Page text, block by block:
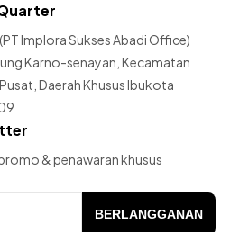
Implora Sukses Abadi Office)
Karno-senayan, Kecamatan
Daerah Khusus Ibukota
& penawaran khusus
BERLANGGANAN